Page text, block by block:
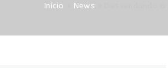
Início News